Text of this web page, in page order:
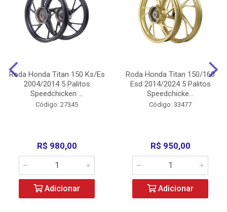
Roda Honda Titan 150 Ks/Es
2004/2014 5 Palitos
Speedchicken ...
Código: 27345
R$ 980,00
Adicionar
Roda Honda Titan 150/160
Esd 2014/2024 5 Palitos
Speedchicke...
Código: 33477
R$ 950,00
Adicionar